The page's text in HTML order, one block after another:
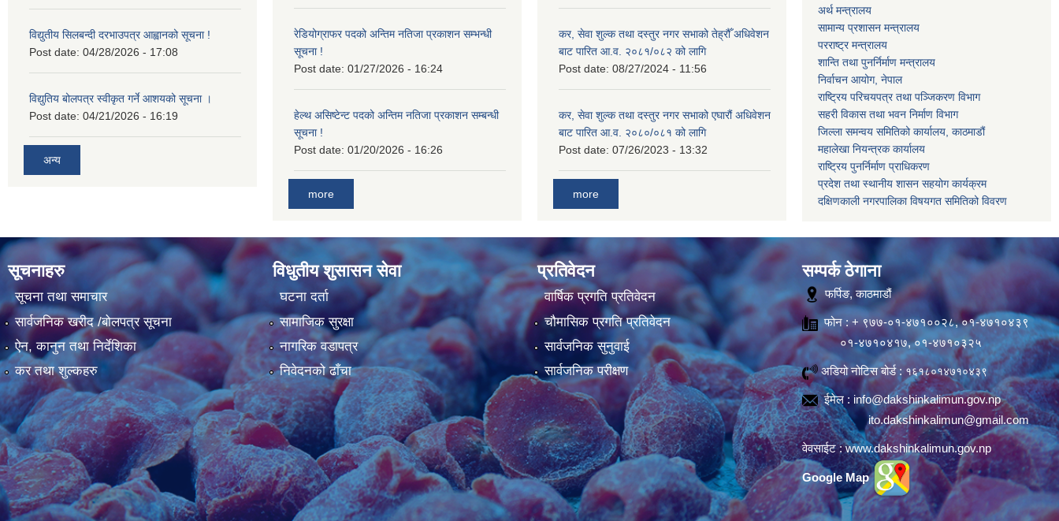
विद्युतीय सिलबन्दी दरभाउपत्र आह्वानको सूचना !
Post date: 04/28/2026 - 17:08
विद्युतिय बोलपत्र स्वीकृत गर्ने आशयको सूचना ।
Post date: 04/21/2026 - 16:19
अन्य
रेडियोग्राफर पदको अन्तिम नतिजा प्रकाशन सम्भन्धी
सूचना !
Post date: 01/27/2026 - 16:24
हेल्थ असिष्टेन्ट पदको अन्तिम नतिजा प्रकाशन सम्बन्धी
सूचना !
Post date: 01/20/2026 - 16:26
more
कर, सेवा शुल्क तथा दस्तुर नगर सभाको तेह्रौँ अधिवेशन
बाट पारित आ.व. २०८१/०८२ को लागि
Post date: 08/27/2024 - 11:56
कर, सेवा शुल्क तथा दस्तुर नगर सभाको एघारौं अधिवेशन
बाट पारित आ.व. २०८०/०८१ को लागि
Post date: 07/26/2023 - 13:32
more
अर्थ मन्त्रालय
सामान्य प्रशासन मन्त्रालय
परराष्ट्र मन्त्रालय
शान्ति तथा पुनर्निर्माण मन्त्रालय
निर्वाचन आयोग, नेपाल
राष्ट्रिय परिचयपत्र तथा पञ्जिकरण विभाग
सहरी विकास तथा भवन निर्माण विभाग
जिल्ला समन्वय समितिको कार्यालय, काठमाडौं
महालेखा नियन्त्रक कार्यालय
राष्ट्रिय पुनर्निर्माण प्राधिकरण
प्रदेश तथा स्थानीय शासन सहयोग कार्यक्रम
दक्षिणकाली नगरपालिका विषयगत समितिको विवरण
सूचनाहरु
सूचना तथा समाचार
सार्वजनिक खरीद /बोलपत्र सूचना
ऐन, कानुन तथा निर्देशिका
कर तथा शुल्कहरु
विधुतीय शुसासन सेवा
घटना दर्ता
सामाजिक सुरक्षा
नागरिक वडापत्र
निवेदनको ढाँचा
प्रतिवेदन
वार्षिक प्रगति प्रतिवेदन
चौमासिक प्रगति प्रतिवेदन
सार्वजनिक सुनुवाई
सार्वजनिक परीक्षण
सम्पर्क ठेगाना
फर्पिङ, काठमाडौं
फोन : + ९७७-०१-४७१००२८, ०१-४७१०४३९
०१-४७१०४१७, ०१-४७१०३२५
अडियो नोटिस बोर्ड : १६१८०१४७१०४३९
ईमेल : info@dakshinkalimun.gov.np
ito.dakshinkalimun@gmail.com
वेवसाईट :www.dakshinkalimun.gov.np
Google Map